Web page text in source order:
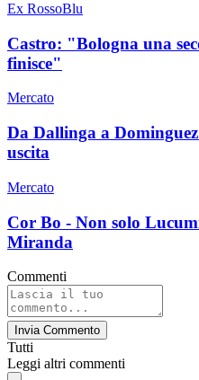
Ex RossoBlu
Castro: "Bologna una
finisce"
Mercato
Da Dallinga a
uscita
Mercato
Cor Bo - Non solo
Miranda
Commenti
Invia Commento
Tutti
Leggi altri commenti